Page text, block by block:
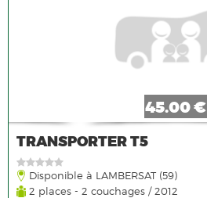
45.00 €
TRANSPORTER T5
Disponible à LAMBERSAT (59)
2 places - 2 couchages / 2012